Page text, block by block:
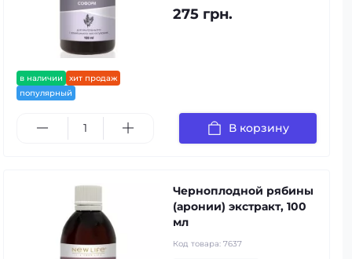
в наличии
хит продаж
популярный
275 грн.
В корзину
Черноплодной рябины
(аронии) экстракт, 100
мл
Код товара: 7637